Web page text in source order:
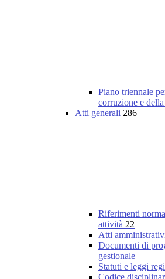
Piano triennale
corruzione e
Atti generali 286
Riferimenti
attività 22
Atti
Documenti di
gestionale
Statuti e leggi